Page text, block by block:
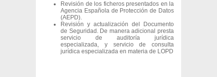
Revisión de los ficheros presentados en la
Agencia Española de Protección de Datos
(AEPD).
Revisión y actualización del Documento
de Seguridad. De manera adicional presta
servicio de auditoría jurídica
especializada, y servicio de consulta
jurídica especializada en materia de LOPD